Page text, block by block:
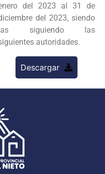
del 2023 al 31 de
del 2023, siendo
siguiendo las
autoridades.
Descargar